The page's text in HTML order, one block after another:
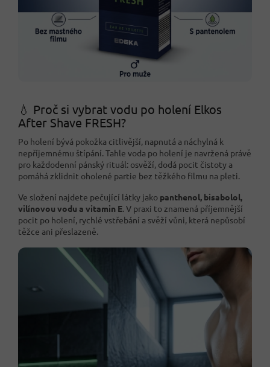
💧 Proč si vybrat vodu po holení Elkos
After Shave FRESH?
Po holení bývá pokožka citlivější, napnutá a náchylná k
nepříjemnému štípání. Tahle voda po holení je navržená právě
pro každodenní pánský rituál: osvěží, dodá pocit čistoty a
pomáhá zklidnit oholené partie bez těžkého filmu na pleti.
Ve složení najdete pečující látky jako panthenol, bisabolol,
vilínovou vodu a vitamin E. V praxi to znamená příjemnější
pocit po holení, rychlé vstřebání a svěží vůni, která nepůsobí
těžce ani přeslazeně.